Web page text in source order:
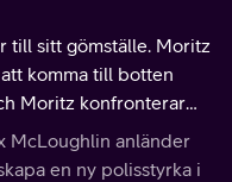
till sitt gömställe. Moritz
komma till botten
Moritz konfronterar
McLoughlin anländer
en ny polisstyrka i